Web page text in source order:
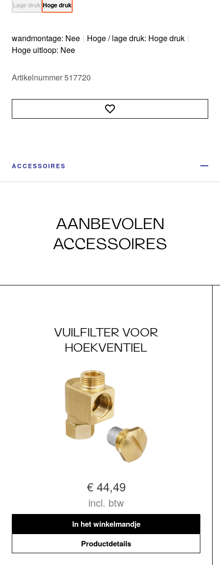
Lage druk Hoge druk
wandmontage: Nee | Hoge / lage druk: Hoge druk |
Hoge uitloop: Nee
Artikelnummer 517720
ACCESSOIRES
AANBEVOLEN
ACCESSOIRES
VUILFILTER VOOR
HOEKVENTIEL
€ 44,49
incl. btw
In het winkelmandje
Productdetails